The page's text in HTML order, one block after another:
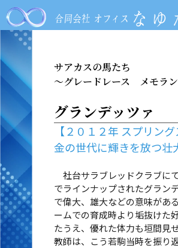
サアカスの馬たち
～グレードレース メモラ
グランデッツァ
【２０１２年 スプリン
金の世代に輝きを放つ壮
社台サラブレッドクラブに
でラインナップされたグラン
で偉大、雄大などの意味があ
ームでの育成時より垢抜けた
たうえ、優れた体力も垣間見
教師は、こう若駒当時を振り返